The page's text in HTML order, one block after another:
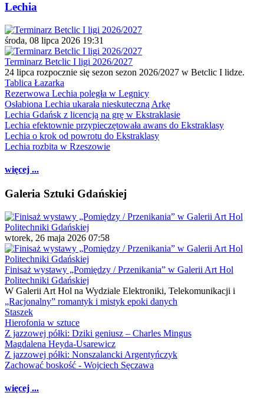
Lechia
środa, 08 lipca 2026 19:31
Terminarz Betclic I ligi 2026/2027
24 lipca rozpocznie się sezon sezon 2026/2027 w Betclic I lidze.
Tablica Łazarka
Rezerwowa Lechia poległa w Legnicy
Osłabiona Lechia ukarała nieskuteczną Arkę
Lechia Gdańsk z licencją na grę w Ekstraklasie
Lechia efektownie przypieczętowała awans do Ekstraklasy
Lechia o krok od powrotu do Ekstraklasy
Lechia rozbita w Rzeszowie
więcej ...
Galeria Sztuki Gdańskiej
wtorek, 26 maja 2026 07:58
Finisaż wystawy „Pomiędzy / Przenikania” w Galerii Art Hol
Politechniki Gdańskiej
W Galerii Art Hol na Wydziale Elektroniki, Telekomunikacji i
„Racjonalny” romantyk i mistyk epoki danych
Staszek
Hierofonia w sztuce
Z jazzowej półki: Dziki geniusz – Charles Mingus
Magdalena Heyda-Usarewicz
Z jazzowej półki: Nonszalancki Argentyńczyk
Zachować boskość - Wojciech Sęczawa
więcej ...